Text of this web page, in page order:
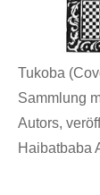
Tukoba
Sammlung
Autors,
Haibatbaba